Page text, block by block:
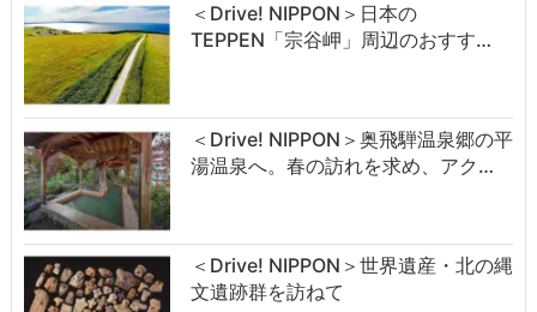
＜Drive! NIPPON＞日本の
TEPPEN「宗谷岬」周辺のおすす…
＜Drive! NIPPON＞奥飛騨温泉郷の平
湯温泉へ。春の訪れを求め、アク…
＜Drive! NIPPON＞世界遺産・北の縄
文遺跡群を訪ねて